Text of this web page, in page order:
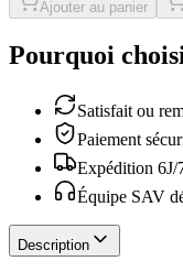
Ajouter au panier
Pourquoi
Satisfait ou
Paiement
Expédition 6J/
Équipe SAV
Description